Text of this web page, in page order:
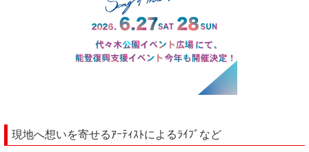
現地へ想いを寄せるｱｰﾃｨｽﾄによるﾗｲﾌﾞなど